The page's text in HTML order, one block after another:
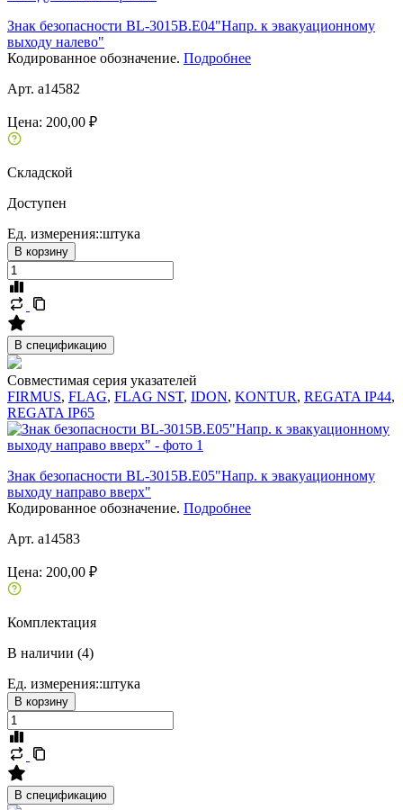
Знак безопасности BL-3015B.E04"Напр. к эвакуационному
выходу налево"
Кодированное обозначение. Подробнее
Арт. a14582
Цена: 200,00 ₽
Складской
Доступен
Ед. измерения::штука
В корзину
В спецификацию
Совместимая серия указателей
FIRMUS, FLAG, FLAG NST, IDON, KONTUR, REGATA IP44,
REGATA IP65
Знак безопасности BL-3015B.E05"Напр. к эвакуационному
выходу направо вверх"
Кодированное обозначение. Подробнее
Арт. a14583
Цена: 200,00 ₽
Комплектация
В наличии (4)
Ед. измерения::штука
В корзину
В спецификацию